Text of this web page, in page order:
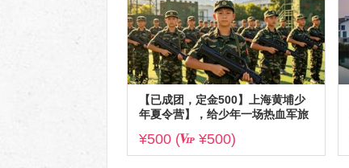
【已成团，定金500】上海黄埔少
年夏令营】，给少年一场热血军旅
¥500 ( ¥500)